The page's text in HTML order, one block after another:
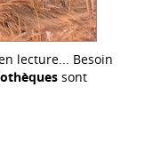
lecture... Besoin
sont